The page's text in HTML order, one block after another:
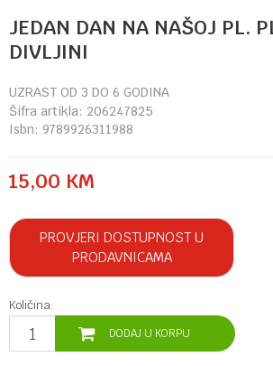
JEDAN DAN NA NAŠOJ PL.
DIVLJINI
UZRAST OD 3 DO 6 GODINA
Šifra artikla: 206247825
Isbn: 9789926311988
15,00 KM
PROVJERI DOSTUPNOST U
PRODAVNICAMA
Količina:
DODAJ U KORPU